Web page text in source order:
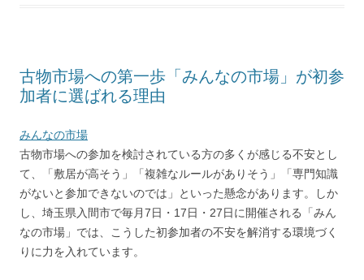
古物市場への第一歩「みんなの市場」が初参
加者に選ばれる理由
みんなの市場
古物市場への参加を検討されている方の多くが感じる不安とし
て、「敷居が高そう」「複雑なルールがありそう」「専門知識
がないと参加できないのでは」といった懸念があります。しか
し、埼玉県入間市で毎月7日・17日・27日に開催される「みん
なの市場」では、こうした初参加者の不安を解消する環境づく
りに力を入れています。